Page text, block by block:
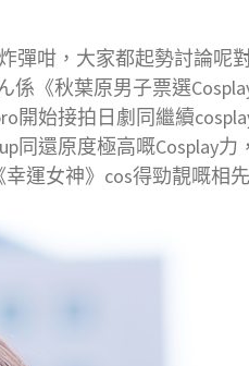
彈咁，大家都起勢討論呢
係《秋葉原男子票選
開始接拍日劇同繼續
同還原度極高嘅Cosplay
運女神》cos得勁靚嘅相